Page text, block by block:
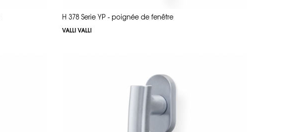
H 378 Serie YP - poignée de fenêtre
VALLI VALLI